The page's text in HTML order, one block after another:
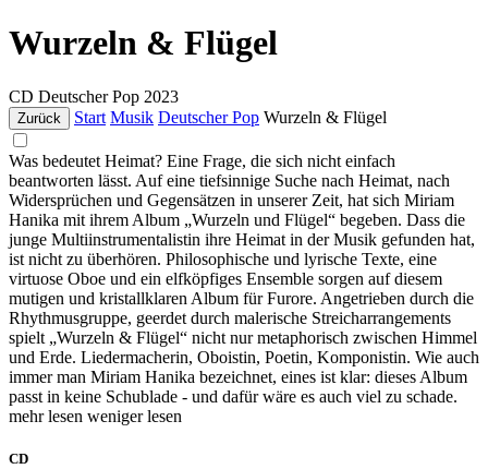
Wurzeln & Flügel
CD Deutscher Pop 2023
Zurück Start Musik Deutscher Pop Wurzeln & Flügel
Was bedeutet Heimat? Eine Frage, die sich nicht einfach
beantworten lässt. Auf eine tiefsinnige Suche nach Heimat, nach
Widersprüchen und Gegensätzen in unserer Zeit, hat sich Miriam
Hanika mit ihrem Album „Wurzeln und Flügel“ begeben. Dass die
junge Multiinstrumentalistin ihre Heimat in der Musik gefunden hat,
ist nicht zu überhören. Philosophische und lyrische Texte, eine
virtuose Oboe und ein elfköpfiges Ensemble sorgen auf diesem
mutigen und kristallklaren Album für Furore. Angetrieben durch die
Rhythmusgruppe, geerdet durch malerische Streicharrangements
spielt „Wurzeln & Flügel“ nicht nur metaphorisch zwischen Himmel
und Erde. Liedermacherin, Oboistin, Poetin, Komponistin. Wie auch
immer man Miriam Hanika bezeichnet, eines ist klar: dieses Album
passt in keine Schublade - und dafür wäre es auch viel zu schade.
mehr lesen weniger lesen
CD